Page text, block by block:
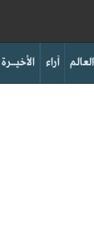
الأخيــرة آراء العالم